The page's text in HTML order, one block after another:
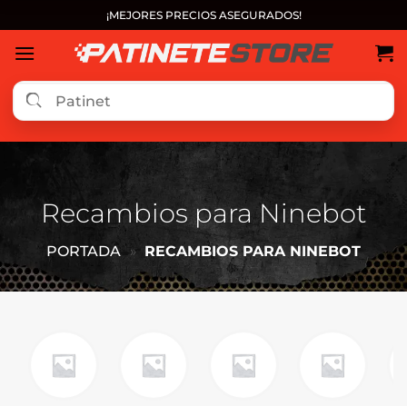
al
contenido
¡MEJORES PRECIOS ASEGURADOS!
Recambios para Ninebot
PORTADA » RECAMBIOS PARA NINEBOT